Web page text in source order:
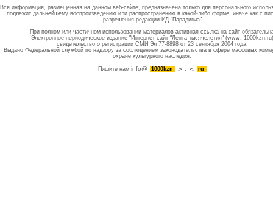
Вся информация, размещенная на данном веб-сайте, предназначена только для персонального
подлежит дальнейшему воспроизведению или распространению в какой-либо форме, иначе как с
разрешения редакции ИД "Парадигма"
При полном или частичном использовании материалов активная ссылка на сайт
Электронное периодическое издание "Интернет-сайт "Лента тысячелетия" (www. 1000kzn.ru)
свидетельство о регистрации СМИ Эл 77-8898 от 23 сентября 2004 года.
Выдано Федеральной службой по надзору за соблюдением законодательства в сфере массовых
охране культурного наследия.
Пишите намinfo@ 1000kzn . ru